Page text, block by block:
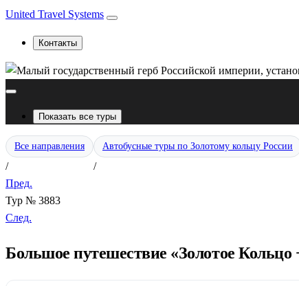
United Travel Systems
Контакты
Показать все туры
Все направления
/
Автобусные туры по Золотому кольцу России
/
Пред.
Тур № 3883
След.
Большое путешествие «Золотое Кольцо